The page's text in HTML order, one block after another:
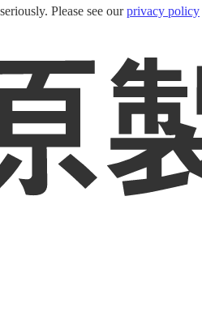
Please see ourprivacy policy